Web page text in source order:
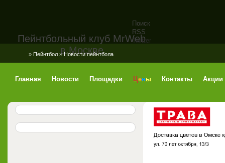
Пейнтбольный клуб MrWeb
в Москве
Поиск
RSS
Twitter
» Пейнтбол »Новости пейнтбола
Главная Новости Площадки Цены Контакты Акции